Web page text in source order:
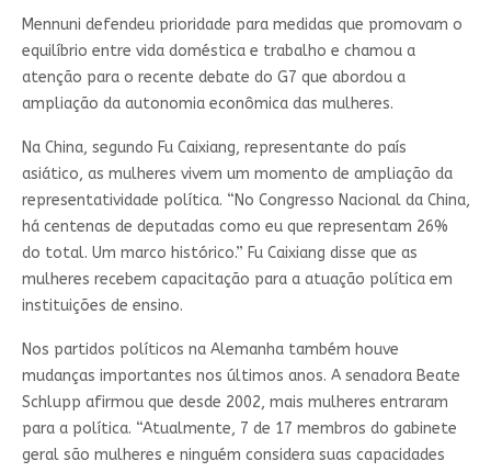
Mennuni defendeu prioridade para medidas que promovam o
equilíbrio entre vida doméstica e trabalho e chamou a
atenção para o recente debate do G7 que abordou a
ampliação da autonomia econômica das mulheres.
Na China, segundo Fu Caixiang, representante do país
asiático, as mulheres vivem um momento de ampliação da
representatividade política. “No Congresso Nacional da China,
há centenas de deputadas como eu que representam 26%
do total. Um marco histórico.” Fu Caixiang disse que as
mulheres recebem capacitação para a atuação política em
instituições de ensino.
Nos partidos políticos na Alemanha também houve
mudanças importantes nos últimos anos. A senadora Beate
Schlupp afirmou que desde 2002, mais mulheres entraram
para a política. “Atualmente, 7 de 17 membros do gabinete
geral são mulheres e ninguém considera suas capacidades